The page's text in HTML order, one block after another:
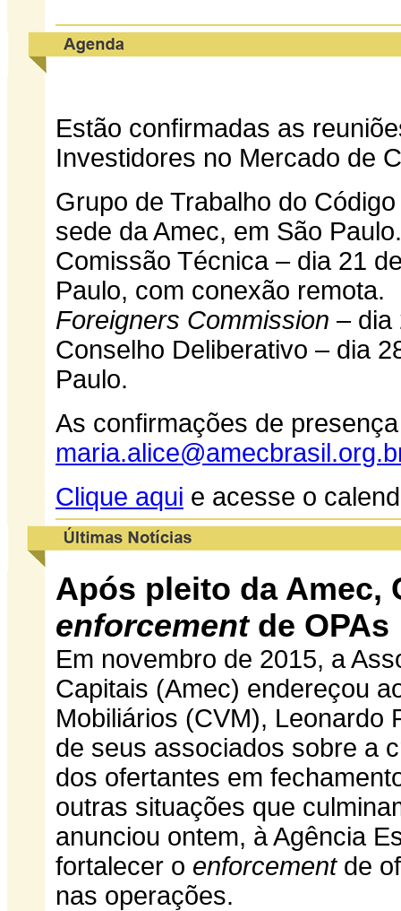
Estão confirmadas as
Investidores no Mercado de
Grupo de Trabalho do
sede da Amec, em São Paulo.
Comissão Técnica – dia 21
Paulo, com conexão remota.
Foreigners Commission – dia
Conselho Deliberativo – dia
Paulo.
As confirmações de
Clique aqui e acesse o
Após pleito da Amec,
enforcementde OPAs
Em novembro de 2015, a
Capitais (Amec) endereçou
Mobiliários (CVM), Leonardo
de seus associados sobre a
dos ofertantes em
outras situações que
anunciou ontem, à Agência
fortalecer o enforcementde
nas operações.